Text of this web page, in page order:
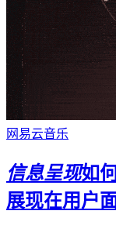
网易云音乐
信息呈现如
展现在用户面